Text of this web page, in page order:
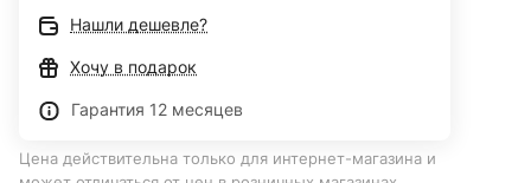
Нашли дешевле?
Хочу в подарок
Гарантия 12 месяцев
Цена действительна только для интернет-магазина и